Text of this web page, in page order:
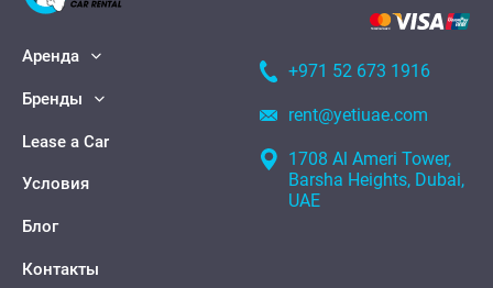
Аренда
Бренды
Lease a Car
Условия
Блог
Контакты
+971 52 673 1916
rent@yetiuae.com
1708 Al Ameri Tower,
Barsha Heights, Dubai,
UAE